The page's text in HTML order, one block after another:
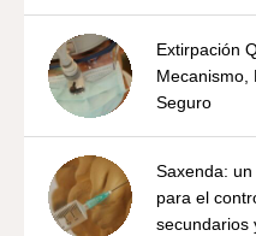
Extirpación
Mecanismo,
Seguro
Saxenda:
para el
secundarios